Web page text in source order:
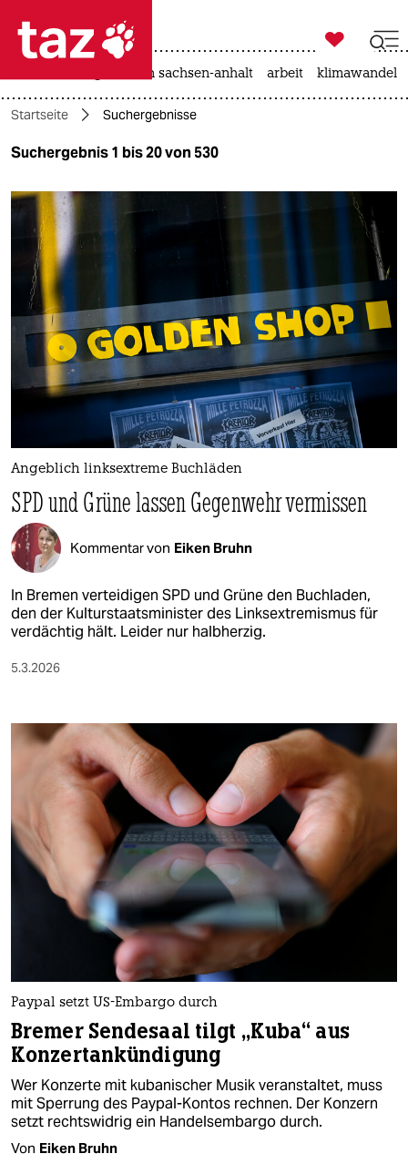
 taz zahl ich
taz zahl ich
themen
politik
öko
gesellschaft
kultur
sport
berlin
nord
wahrheit
verlag
verlag
veranstaltungen
shop
fragen & hilfe
abo
genossenschaft
epaper login

taz zahl ich
landtagswahl in sachsen-anhalt arbeit klimawandel
Startseite Suchergebnisse
Suchergebnis 1 bis 20 von 530
Angeblich linksextreme Buchläden
SPD und Grüne lassen Gegenwehr vermissen
Kommentar von Eiken Bruhn
In Bremen verteidigen SPD und Grüne den Buchladen,
den der Kulturstaatsminister des Linksextremismus für
verdächtig hält. Leider nur halbherzig.
5.3.2026
Paypal setzt US-Embargo durch
Bremer Sendesaal tilgt „Kuba“ aus
Konzertankündigung
Wer Konzerte mit kubanischer Musik veranstaltet, muss
mit Sperrung des Paypal-Kontos rechnen. Der Konzern
setzt rechtswidrig ein Handelsembargo durch.
Von Eiken Bruhn